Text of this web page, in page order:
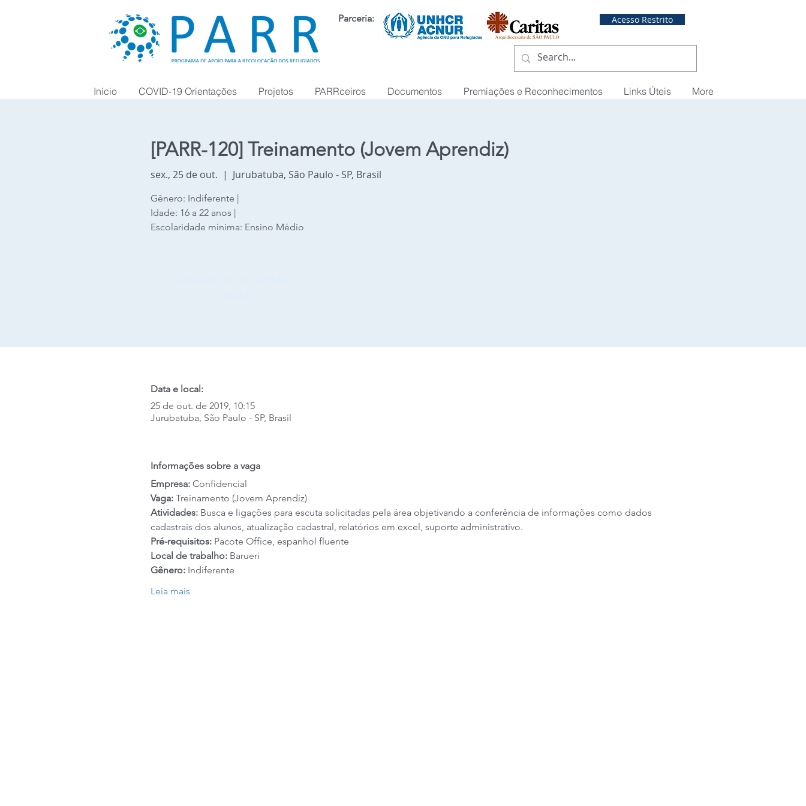
Parceria: Acesso Restrito
Início COVID-19 Orientações Projetos PARRceiros Documentos Premiações e Reconhecimentos Links Úteis More
[PARR-120] Treinamento (Jovem Aprendiz)
sex., 25 de out.
  |
Jurubatuba, São Paulo - SP, Brasil
Gênero: Indiferente |
Idade: 16 a 22 anos |
Escolaridade mínima: Ensino Médio
Data e local:
25 de out. de 2019, 10:15
Jurubatuba, São Paulo - SP, Brasil
Informações sobre a vaga
Empresa: Confidencial
Vaga: Treinamento (Jovem Aprendiz)
Atividades: Busca e ligações para escuta solicitadas pela área objetivando a conferência de informações como dados
cadastrais dos alunos, atualização cadastral, relatórios em excel, suporte administrativo.
Pré-requisitos: Pacote Office, espanhol fluente
Local de trabalho: Barueri
Gênero: Indiferente
Leia mais